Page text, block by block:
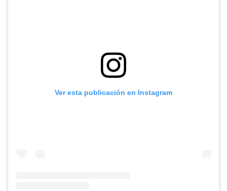
Ver esta publicación en Instagram